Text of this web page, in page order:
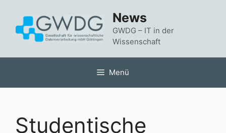
springen
News
GWDG – IT in der
Wissenschaft
Menü
Studentische